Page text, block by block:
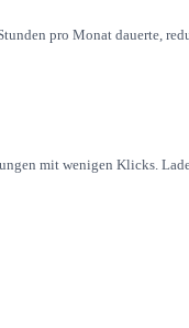
pro Monat dauerte,
mit wenigen Klicks.